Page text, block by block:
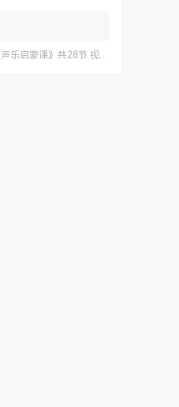
启蒙课》共28节 视频课程